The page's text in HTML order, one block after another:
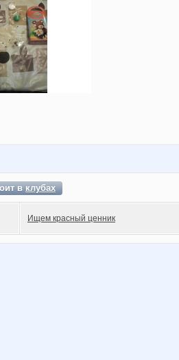
вклубах
Ищем красный ценник